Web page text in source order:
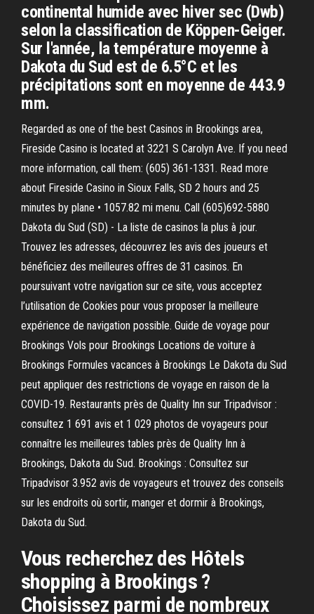
continental humide avec hiver sec (Dwb)
selon la classification de Köppen-Geiger.
Sur l'année, la température moyenne à
Dakota du Sud est de 6.5°C et les
précipitations sont en moyenne de 443.9
mm.
Regarded as one of the best Casinos in Brookings area,
Fireside Casino is located at 3221 S Carolyn Ave. If you need
more information, call them: (605) 361-1331. Read more
about Fireside Casino in Sioux Falls, SD 2 hours and 25
minutes by plane • 1057.82 mi menu. Call (605)692-5880
Dakota du Sud (SD) - La liste de casinos la plus à jour.
Trouvez les adresses, découvrez les avis des joueurs et
bénéficiez des meilleures offres de 31 casinos. En
poursuivant votre navigation sur ce site, vous acceptez
l’utilisation de Cookies pour vous proposer la meilleure
expérience de navigation possible. Guide de voyage pour
Brookings Vols pour Brookings Locations de voiture à
Brookings Formules vacances à Brookings Le Dakota du Sud
peut appliquer des restrictions de voyage en raison de la
COVID-19. Restaurants près de Quality Inn sur Tripadvisor :
consultez 1 691 avis et 1 029 photos de voyageurs pour
connaître les meilleures tables près de Quality Inn à
Brookings, Dakota du Sud. Brookings : Consultez sur
Tripadvisor 3.952 avis de voyageurs et trouvez des conseils
sur les endroits où sortir, manger et dormir à Brookings,
Dakota du Sud.
Vous recherchez des Hôtels
shopping à Brookings ?
Choisissez parmi de nombreux